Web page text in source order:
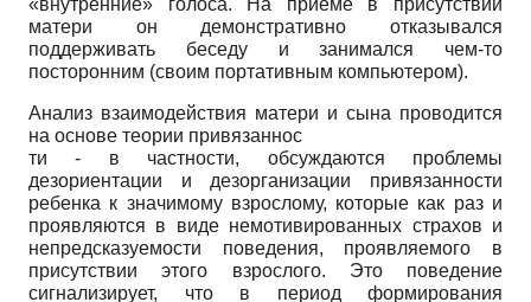
«внутренние» голоса. На приеме в присутствии
матери он демонстративно отказывался
поддерживать беседу и занимался чем-то
посторонним (своим портативным компьютером).
Анализ взаимодействия матери и сына проводится
на основе теории привязаннос­
ти - в частности, обсуждаются проблемы
дезориентации и дезорганизации привязанности
ребенка к значимому взрослому, которые как раз и
проявляются в виде немотивированных страхов и
непредсказуемости поведения, проявляемого в
присутствии этого взрослого. Это поведение
сигнализирует, что в период формирования